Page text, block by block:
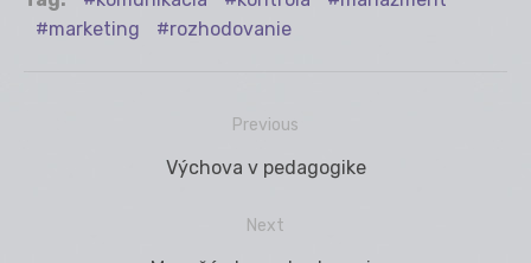
marketing
rozhodovanie
Previous
Previous
Výchova v pedagogike
Next